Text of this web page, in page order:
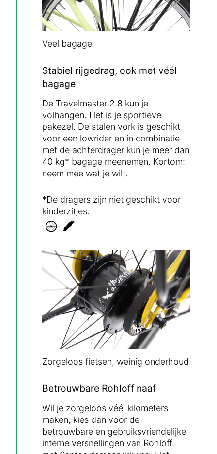
Veel bagage
Stabiel rijgedrag, ook met véél
bagage
De Travelmaster 2.8 kun je
volhangen. Het is je sportieve
pakezel. De stalen vork is geschikt
voor een lowrider en in combinatie
met de achterdrager kun je meer dan
40 kg* bagage meenemen. Kortom:
neem mee wat je wilt.
*De dragers zijn niet geschikt voor
kinderzitjes.
Zorgeloos fietsen, weinig onderhoud
Betrouwbare Rohloff naaf
Wil je zorgeloos véél kilometers
maken, kies dan voor de
betrouwbare en gebruiksvriendelijke
interne versnellingen van Rohloff